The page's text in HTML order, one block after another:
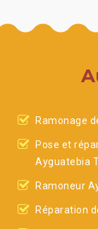
Ramonage
Pose et
Ayguatebia
Ramoneur
Réparation